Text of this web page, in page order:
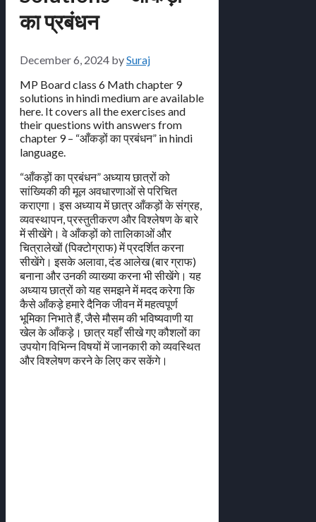
का प्रबंधन
December 6, 2024 bySuraj
MP Board class 6 Math chapter 9
solutions in hindi medium are available
here. It covers all the exercises and
their questions with answers from
chapter 9 – “आँकड़ों का प्रबंधन” in hindi
language.
“आँकड़ों का प्रबंधन” अध्याय छात्रों को
सांख्यिकी की मूल अवधारणाओं से परिचित
कराएगा। इस अध्याय में छात्र आँकड़ों के संग्रह,
व्यवस्थापन, प्रस्तुतीकरण और विश्लेषण के बारे
में सीखेंगे। वे आँकड़ों को तालिकाओं और
चित्रालेखों (पिक्टोग्राफ) में प्रदर्शित करना
सीखेंगे। इसके अलावा, दंड आलेख (बार ग्राफ)
बनाना और उनकी व्याख्या करना भी सीखेंगे। यह
अध्याय छात्रों को यह समझने में मदद करेगा कि
कैसे आँकड़े हमारे दैनिक जीवन में महत्वपूर्ण
भूमिका निभाते हैं, जैसे मौसम की भविष्यवाणी या
खेल के आँकड़े। छात्र यहाँ सीखे गए कौशलों का
उपयोग विभिन्न विषयों में जानकारी को व्यवस्थित
और विश्लेषण करने के लिए कर सकेंगे।